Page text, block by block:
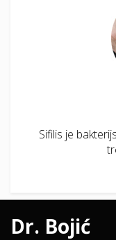
Sifilis je
Dr. Bojić